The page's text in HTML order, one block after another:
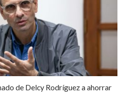
de Delcy Rodríguez a ahorrar